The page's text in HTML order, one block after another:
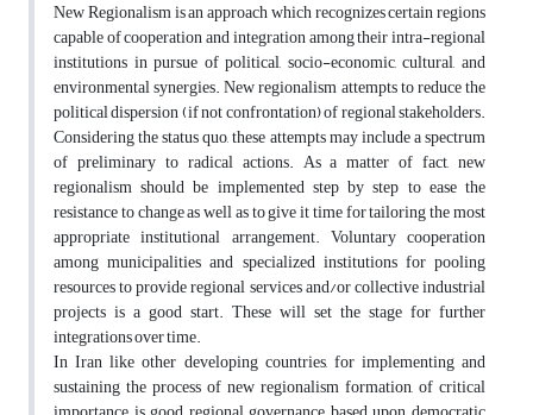
New Regionalism is an approach which recognizes certain regions
capable of cooperation and integration among their intra-regional
institutions in pursue of political, socio-economic, cultural, and
environmental synergies. New regionalism attempts to reduce the
political dispersion (if not confrontation) of regional stakeholders.
Considering the status quo, these attempts may include a spectrum
of preliminary to radical actions. As a matter of fact, new
regionalism should be implemented step by step to ease the
resistance to change as well as to give it time for tailoring the most
appropriate institutional arrangement. Voluntary cooperation
among municipalities and specialized institutions for pooling
resources to provide regional services and/or collective industrial
projects is a good start. These will set the stage for further
integrations over time.
In Iran like other developing countries, for implementing and
sustaining the process of new regionalism formation, of critical